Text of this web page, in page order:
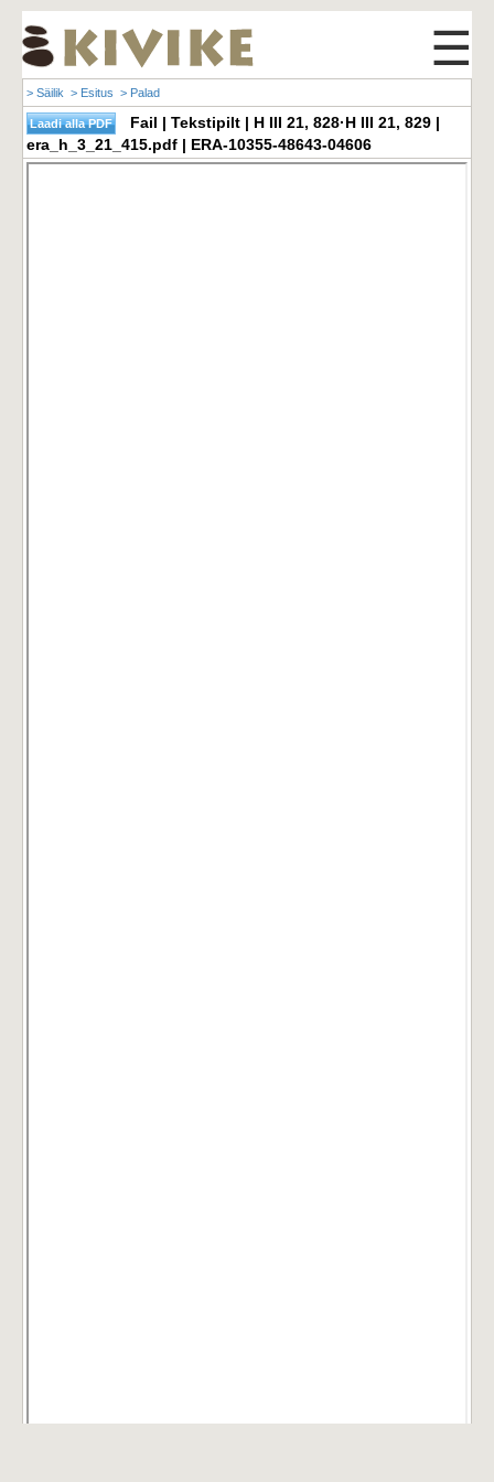
☰
> Säilik > Esitus > Palad
Fail | Tekstipilt | H III 21, 828·H III 21, 829 |
era_h_3_21_415.pdf | ERA-10355-48643-04606